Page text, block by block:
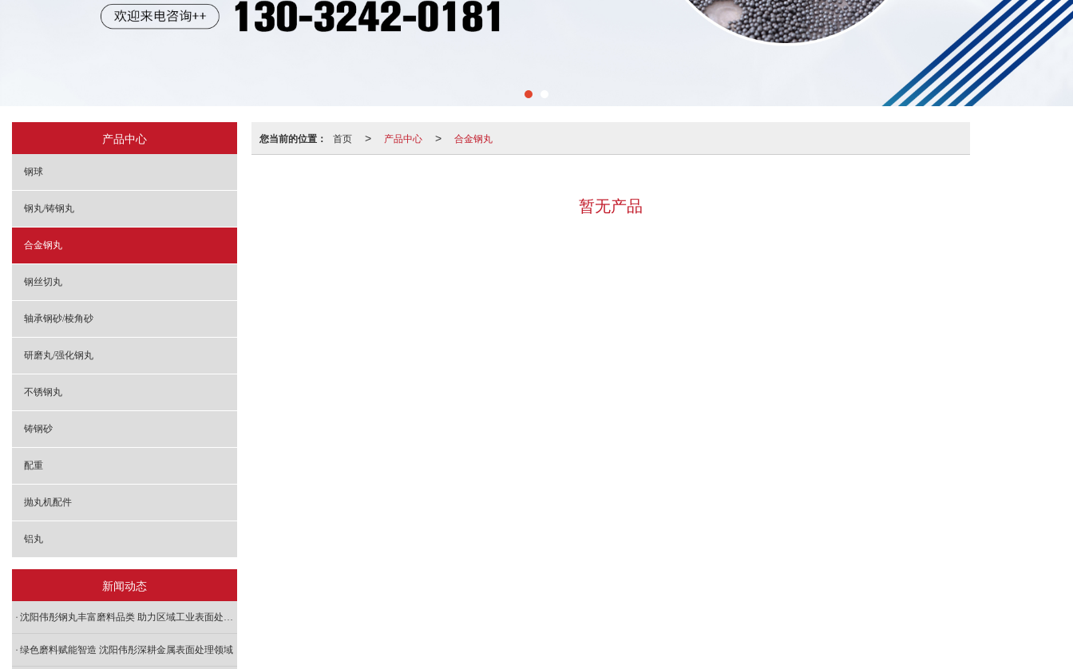
您当前的位置： 首页 > 产品中心 > 合金钢丸
暂无产品
产品中心
钢球
钢丸/铸钢丸
合金钢丸
钢丝切丸
轴承钢砂/棱角砂
研磨丸/强化钢丸
不锈钢丸
铸钢砂
配重
抛丸机配件
铝丸
新闻动态
沈阳伟彤钢丸丰富磨料品类 助力区域工业表面处理发展
绿色磨料赋能智造 沈阳伟彤深耕金属表面处理领域